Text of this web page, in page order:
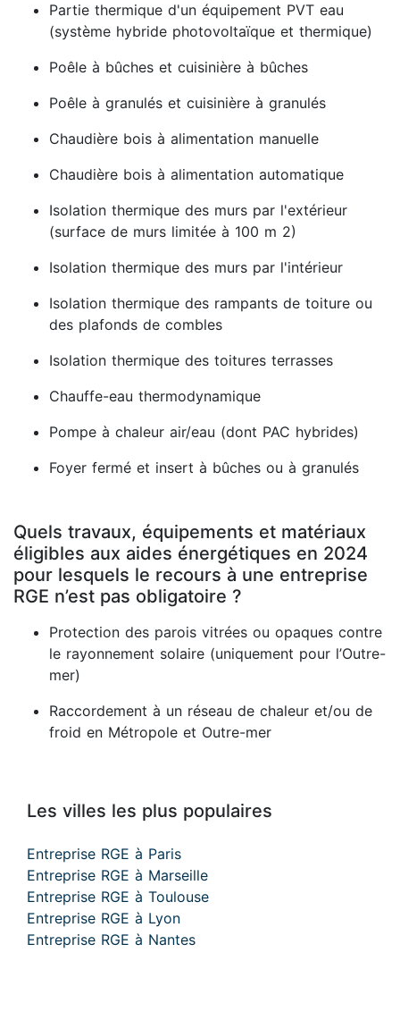
Partie thermique d'un équipement PVT eau
(système hybride photovoltaïque et thermique)
Poêle à bûches et cuisinière à bûches
Poêle à granulés et cuisinière à granulés
Chaudière bois à alimentation manuelle
Chaudière bois à alimentation automatique
Isolation thermique des murs par l'extérieur
(surface de murs limitée à 100 m 2)
Isolation thermique des murs par l'intérieur
Isolation thermique des rampants de toiture ou
des plafonds de combles
Isolation thermique des toitures terrasses
Chauffe-eau thermodynamique
Pompe à chaleur air/eau (dont PAC hybrides)
Foyer fermé et insert à bûches ou à granulés
Quels travaux, équipements et matériaux
éligibles aux aides énergétiques en 2024
pour lesquels le recours à une entreprise
RGE n’est pas obligatoire ?
Protection des parois vitrées ou opaques contre
le rayonnement solaire (uniquement pour l’Outre-
mer)
Raccordement à un réseau de chaleur et/ou de
froid en Métropole et Outre-mer
Les villes les plus populaires
Entreprise RGE à Paris
Entreprise RGE à Marseille
Entreprise RGE à Toulouse
Entreprise RGE à Lyon
Entreprise RGE à Nantes